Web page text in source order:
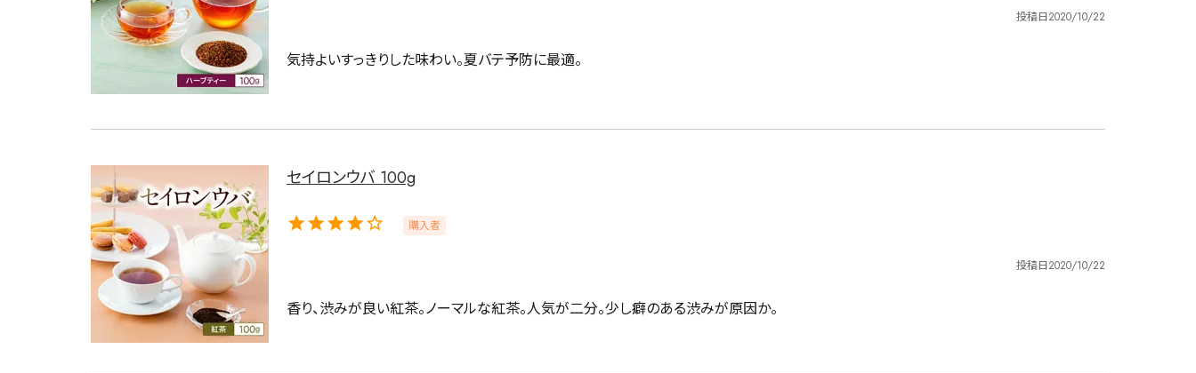
投稿日2020/10/22
気持よいすっきりした味わい。夏バテ予防に最適。
セイロンウバ 100g
購入者
投稿日2020/10/22
香り、渋みが良い紅茶。ノーマルな紅茶。人気が二分。少し癖のある渋みが原因か。